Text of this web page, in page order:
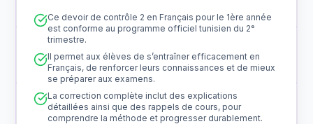
Ce devoir de contrôle 2 en Français pour le 1ère année
est conforme au programme officiel tunisien du 2ᵉ
trimestre.
Il permet aux élèves de s’entraîner efficacement en
Français, de renforcer leurs connaissances et de mieux
se préparer aux examens.
La correction complète inclut des explications
détaillées ainsi que des rappels de cours, pour
comprendre la méthode et progresser durablement.